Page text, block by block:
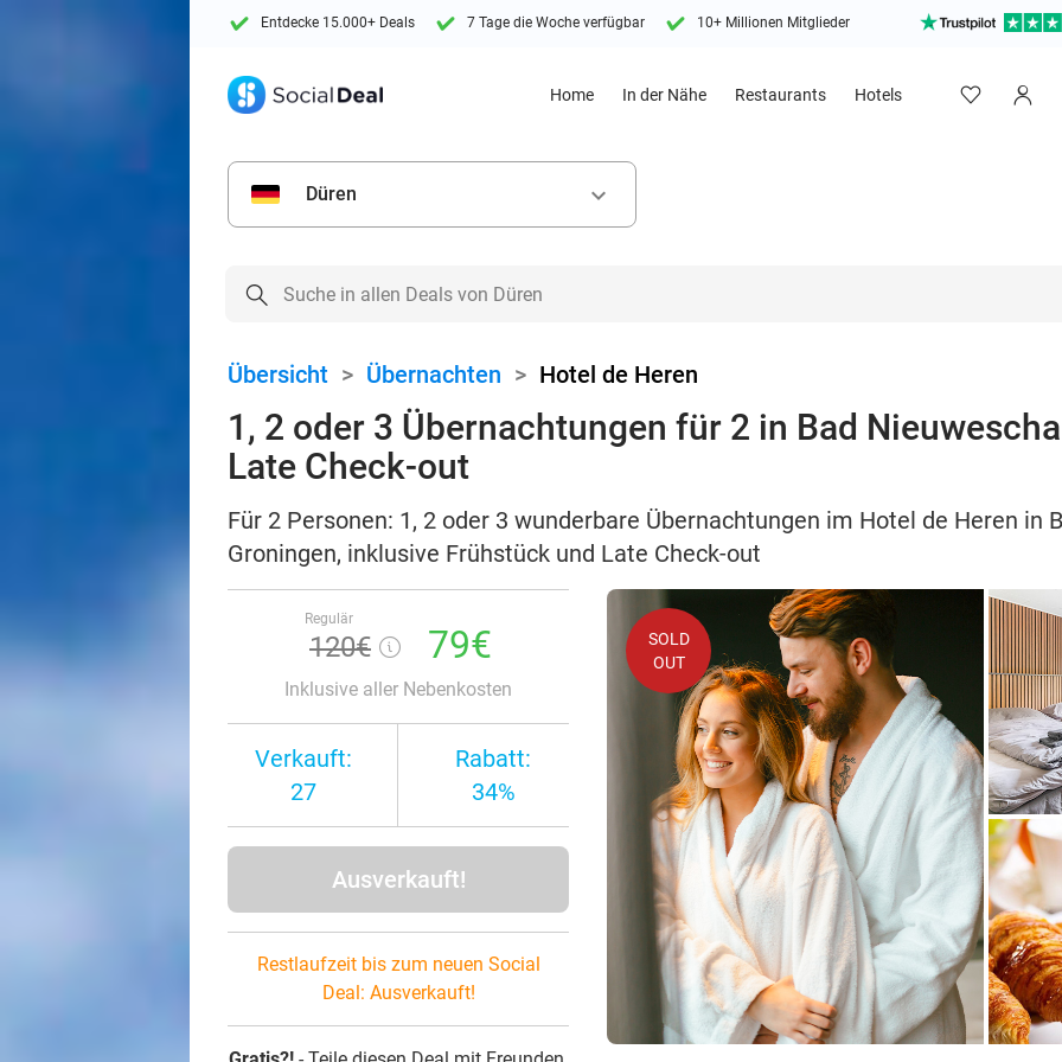
Entdecke 15.000+ Deals 7 Tage die Woche verfügbar 10+ Millionen Mitglieder
Home In der Nähe Restaurants Hotels
Düren keyboard_arrow_down
Übersicht > Übernachten > Hotel de Heren
1, 2 oder 3 Übernachtungen für 2 in Bad
Late Check-out
Für 2 Personen: 1, 2 oder 3 wunderbare Übernachtungen im Hotel de Heren in
Groningen, inklusive Frühstück und Late Check-out
Regulär
120€ 79€
Inklusive aller Nebenkosten
Verkauft:
27
Rabatt:
34%
Ausverkauft!
Restlaufzeit bis zum neuen Social
Deal: Ausverkauft!
SOLD
OUT